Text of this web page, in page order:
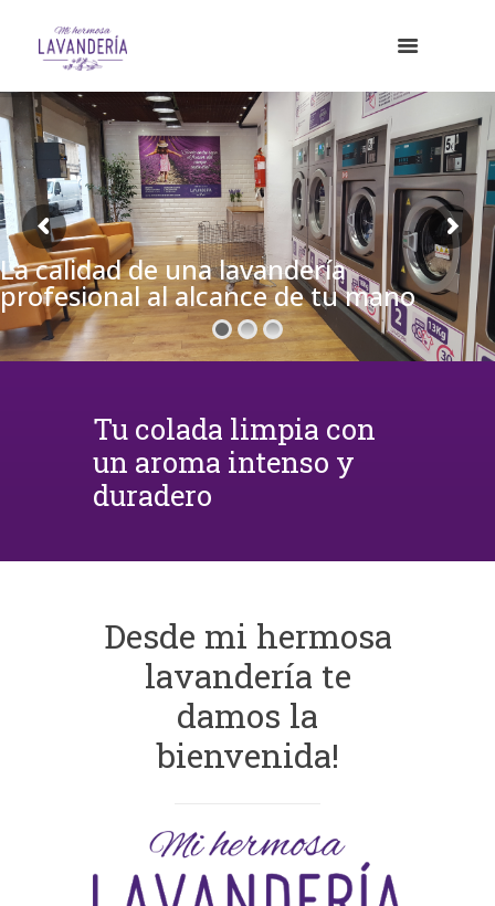
La calidad de una lavandería
profesional al alcance de tu mano
Tu colada limpia con
un aroma intenso y
duradero
Desde mi hermosa
lavandería te
damos la
bienvenida!